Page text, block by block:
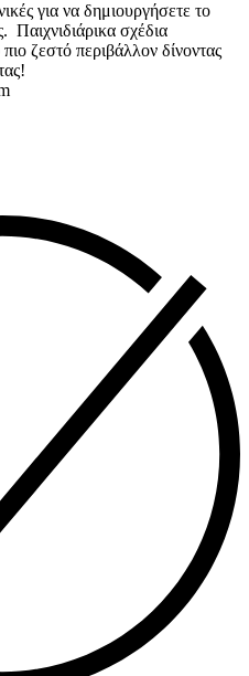
για να δημιουργήσετε το
Παιχνιδιάρικα σχέδια
ζεστό περιβάλλον δίνοντας